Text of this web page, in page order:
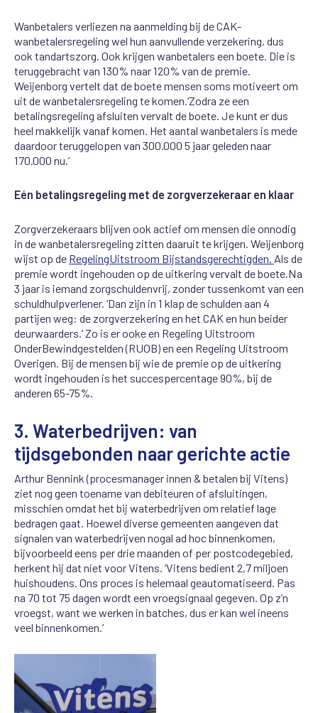
Wanbetalers verliezen na aanmelding bij de CAK-
wanbetalersregeling wel hun aanvullende verzekering, dus
ook tandartszorg. Ook krijgen wanbetalers een boete. Die is
teruggebracht van 130% naar 120% van de premie.
Weijenborg vertelt dat deboetemensen soms motiveert om
uit dewanbetalersregeling tekomen.‘Zodra zeeen
betalingsregeling afsluiten vervalt de boete. Je kunt erdus
heel makkelijk vanaf komen. Het aantal wanbetalers is mede
daardoor teruggelopen van 300.000 5 jaargeleden naar
170.000 nu.’
Eén betalingsregeling met de zorgverzekeraar en klaar
Zorgverzekeraars blijven ook actief om mensen die onnodig
in de wanbetalersregeling zitten daaruit te krijgen. Weijenborg
wijst op de RegelingUitstroom Bijstandsgerechtigden. Als de
premie wordt ingehouden op de uitkering vervalt de boete.Na
3 jaar is iemand zorgschuldenvrij, zonder tussenkomt van een
schuldhulpverlener. ‘Dan zijn in 1 klap de schulden aan 4
partijen weg: de zorgverzekering en het CAK en hun beider
deurwaarders.’Zo is er ooke en Regeling Uitstroom
OnderBewindgestelden(RUOB)en een Regeling Uitstroom
Overigen. Bij de mensen bij wie de premie op de uitkering
wordt ingehouden is het succespercentage 90%, bij de
anderen 65-75%.
3. Waterbedrijven: van
tijdsgebonden naargerichte actie
Arthur Bennink(procesmanager innen & betalen bij Vitens)
ziet nog geen toename van debiteuren of afsluitingen,
misschien omdat het bij waterbedrijven om relatief lage
bedragen gaat. Hoewel diversegemeenten aangeven dat
signalen van waterbedrijven nogal ad hocbinnenkomen,
bijvoorbeeld eens per drie maanden of per postcodegebied,
herkent hij dat niet voorVitens. ‘Vitens bedient 2,7miljoen
huishoudens. Ons proces is helemaal geautomatiseerd. Pas
na 70 tot 75 dagen wordt een vroegsignaal gegeven. Op z’n
vroegst, want wewerken in batches, dus erkan wel ineens
veel binnenkomen.’